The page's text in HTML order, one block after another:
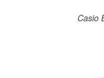
Casio